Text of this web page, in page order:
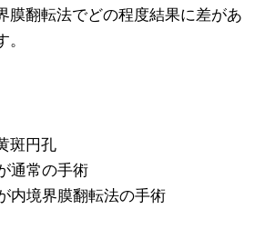
膜翻転法でどの程度結果に差があ
斑円孔
通常の手術
内境界膜翻転法の手術